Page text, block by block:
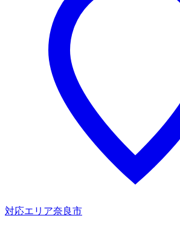
対応エリア奈良市